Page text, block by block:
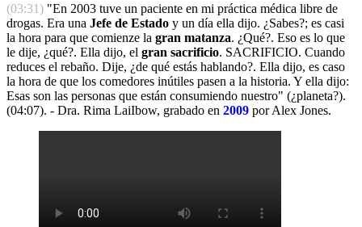
(03:31) "En 2003 tuve un paciente en mi práctica médica libre de
drogas. Era una Jefe de Estado y un día ella dijo. ¿Sabes?; es casi
la hora para que comienze la gran matanza. ¿Qué?. Eso es lo que
le dije, ¿qué?. Ella dijo, el gran sacrificio. SACRIFICIO. Cuando
reduces el rebaño. Dije, ¿de qué estás hablando?. Ella dijo, es caso
la hora de que los comedores inútiles pasen a la historia. Y ella dijo:
Esas son las personas que están consumiendo nuestro" (¿planeta?).
(04:07). - Dra. Rima LaiIbow, grabado en 2009 por Alex Jones.